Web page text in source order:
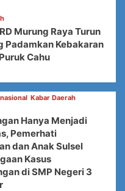
Murung Raya Turun
Padamkan Kebakaran
Cahu
Kabar Daerah
Hanya Menjadi
Pemerhati
dan Anak Sulsel
Kasus
di SMP Negeri 3